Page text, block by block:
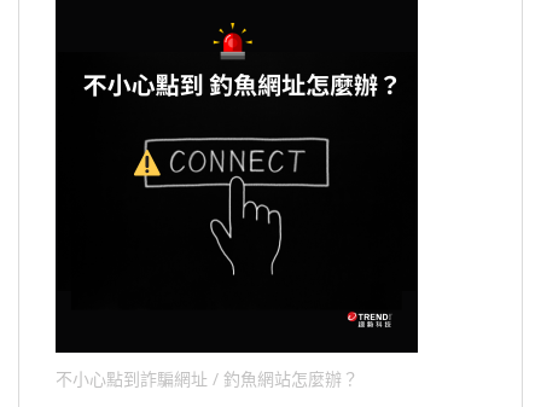
不小心點到詐騙網址 / 釣魚網站怎麼辦？